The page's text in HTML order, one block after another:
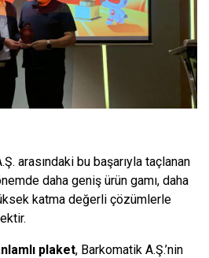
arasındaki bu başarıyla taçlanan
daha geniş ürün gamı, daha
katma değerli çözümlerle
plaket, Barkomatik A.Ş.’nin